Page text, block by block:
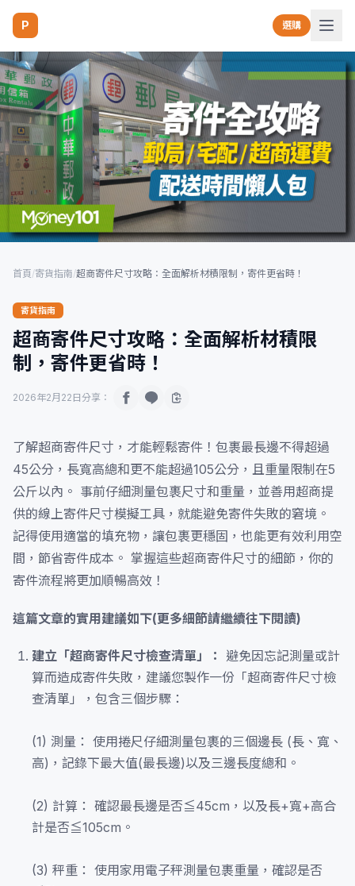
P 選購
首頁/寄貨指南/超商寄件尺寸攻略：全面解析材積限制，寄件更省時！
寄貨指南
超商寄件尺寸攻略：全面解析材積限
制，寄件更省時！
2026年2月22日 分享：
了解超商寄件尺寸，才能輕鬆寄件！包裹最長邊不得超過
45公分，長寬高總和更不能超過105公分，且重量限制在5
公斤以內。 事前仔細測量包裹尺寸和重量，並善用超商提
供的線上寄件尺寸模擬工具，就能避免寄件失敗的窘境。
記得使用適當的填充物，讓包裹更穩固，也能更有效利用空
間，節省寄件成本。 掌握這些超商寄件尺寸的細節，你的
寄件流程將更加順暢高效！
這篇文章的實用建議如下(更多細節請繼續往下閱讀)
建立「超商寄件尺寸檢查清單」：
避免因忘記測量或計
算而造成寄件失敗，建議您製作一份「超商寄件尺寸檢
查清單」，包含三個步驟：
(1) 測量： 使用捲尺仔細測量包裹的三個邊長 (長、寬、
高)，記錄下最大值(最長邊)以及三邊長度總和。
(2) 計算： 確認最長邊是否≦45cm，以及長+寬+高合
計是否≦105cm。
(3) 秤重： 使用家用電子秤測量包裹重量，確認是否